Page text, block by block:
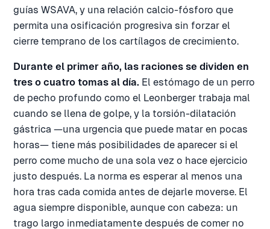
guías WSAVA, y una relación calcio-fósforo que
permita una osificación progresiva sin forzar el
cierre temprano de los cartílagos de crecimiento.
Durante el primer año, las raciones se dividen en
tres o cuatro tomas al día. El estómago de un perro
de pecho profundo como el Leonberger trabaja mal
cuando se llena de golpe, y la torsión-dilatación
gástrica —una urgencia que puede matar en pocas
horas— tiene más posibilidades de aparecer si el
perro come mucho de una sola vez o hace ejercicio
justo después. La norma es esperar al menos una
hora tras cada comida antes de dejarle moverse. El
agua siempre disponible, aunque con cabeza: un
trago largo inmediatamente después de comer no